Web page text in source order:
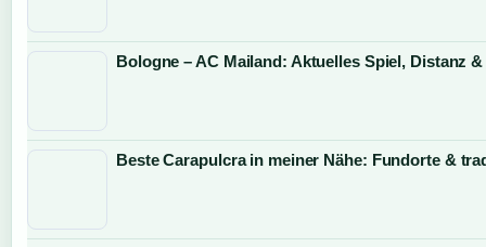
Bologne – AC Mailand: Aktuelles Spiel, Distanz &
Beste Carapulcra in meiner Nähe: Fundorte &